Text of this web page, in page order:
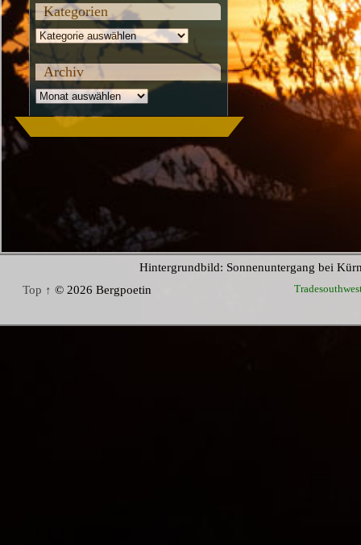
Kategorien
Kategorien
Archiv
Archiv
Hintergrundbild: Sonnenuntergang bei
Top ↑ © 2026 Bergpoetin